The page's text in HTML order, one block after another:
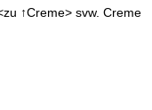
↑Creme> svw. Creme